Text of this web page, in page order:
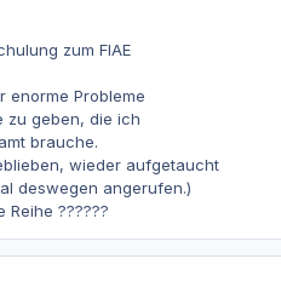
zum FIAE
enorme Probleme
zu geben, die ich
brauche.
wieder aufgetaucht
deswegen angerufen.)
??????